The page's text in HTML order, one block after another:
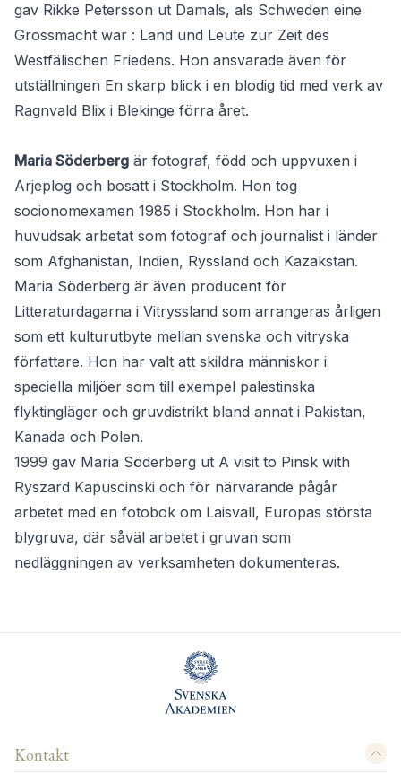
gav Rikke Petersson ut Damals, als Schweden eine
Grossmacht war : Land und Leute zur Zeit des
Westfälischen Friedens. Hon ansvarade även för
utställningen En skarp blick i en blodig tid med verk av
Ragnvald Blix i Blekinge förra året.
Maria Söderberg är fotograf, född och uppvuxen i
Arjeplog och bosatt i Stockholm. Hon tog
socionomexamen 1985 i Stockholm. Hon har i
huvudsak arbetat som fotograf och journalist i länder
som Afghanistan, Indien, Ryssland och Kazakstan.
Maria Söderberg är även producent för
Litteraturdagarna i Vitryssland som arrangeras årligen
som ett kulturutbyte mellan svenska och vitryska
författare. Hon har valt att skildra människor i
speciella miljöer som till exempel palestinska
flyktingläger och gruvdistrikt bland annat i Pakistan,
Kanada och Polen.
1999 gav Maria Söderberg ut A visit to Pinsk with
Ryszard Kapuscinski och för närvarande pågår
arbetet med en fotobok om Laisvall, Europas största
blygruva, där såväl arbetet i gruvan som
nedläggningen av verksamheten dokumenteras.
Kontakt